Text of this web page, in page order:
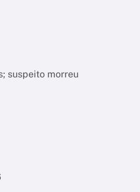
suspeito morreu